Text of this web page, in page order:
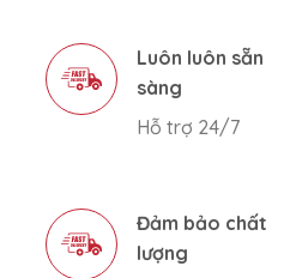
Luôn luôn sẵn
sàng
Hỗ trợ 24/7
Đảm bảo chất
lượng